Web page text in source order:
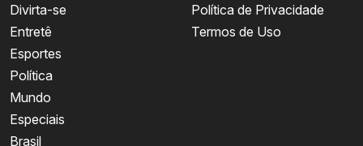
Divirta-se
Entretê
Esportes
Política
Mundo
Especiais
Brasil
Política de Privacidade
Termos de Uso